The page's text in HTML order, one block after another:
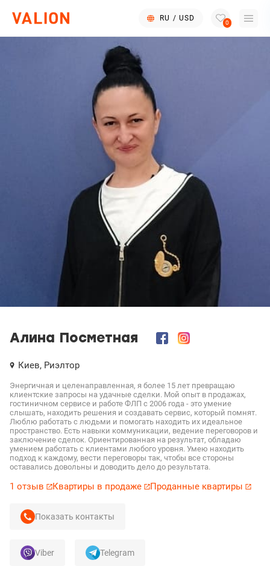
RU / USD
0
Алина Посметная
Киев, Риэлтор
Энергичная и целенаправленная, я более 15 лет превращаю
клиентские запросы на удачные сделки. Мой опыт в продажах,
гостиничном сервисе и работе ФЛП с 2006 года - это умение
слышать, находить решения и создавать сервис, который помнят.
Люблю работать с людьми и помогать находить их идеальное
пространство. Есть навыки коммуникации, ведение переговоров и
заключение сделок. Ориентированная на результат, обладаю
умением работать с клиентами любого уровня. Умею находить
подход к каждому, вести переговоры так, чтобы все стороны
оставались довольны и доводить дело до результата.
1 отзыв Квартиры в продаже Проданные квартиры
Показать контакты
Viber Telegram